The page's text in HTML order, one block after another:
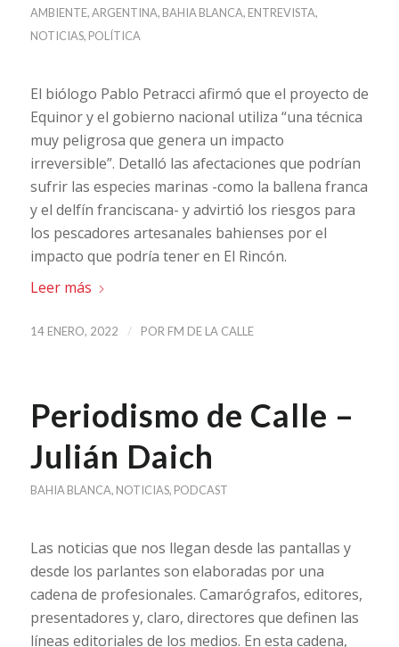
AMBIENTE,ARGENTINA, BAHIA BLANCA, ENTREVISTA,
NOTICIAS, POLÍTICA
El biólogo Pablo Petracci afirmó que el proyecto de
Equinor y el gobierno nacional utiliza “una técnica
muy peligrosa que genera un impacto
irreversible”. Detalló las afectaciones que podrían
sufrir las especies marinas -como la ballena franca
y el delfín franciscana- y advirtió los riesgos para
los pescadores artesanales bahienses por el
impacto que podría tener en El Rincón.
Leer más
14 ENERO, 2022 / POR FM DE LA CALLE
Periodismo de Calle –
Julián Daich
BAHIA BLANCA, NOTICIAS, PODCAST
Las noticias que nos llegan desde las pantallas y
desde los parlantes son elaboradas por una
cadena de profesionales. Camarógrafos, editores,
presentadores y, claro, directores que definen las
líneas editoriales de los medios. En esta cadena,